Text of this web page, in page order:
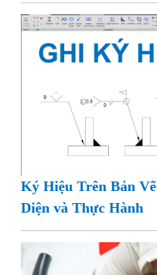
Ký Hiệu Trên Bản
Diện và Thực Hành